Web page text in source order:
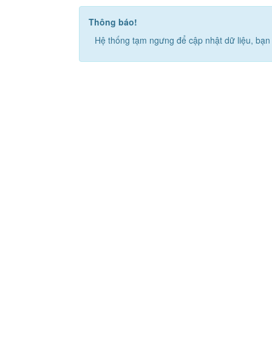
Thông báo!
Hệ thống tạm ngưng để cập nhật dữ liệu,